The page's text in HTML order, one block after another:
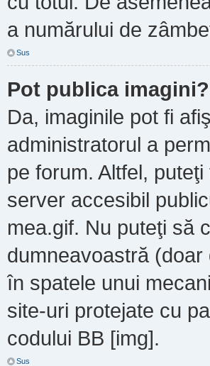
a numărului de
Sus
Pot publica imagini?
Da, imaginile pot fi
administratorul a
pe forum. Altfel,
server accesibil
mea.gif. Nu puteţi să
dumneavoastră
în spatele unui
site-uri protejate cu
codului BB [img].
Sus